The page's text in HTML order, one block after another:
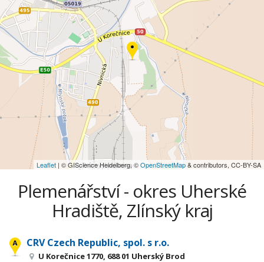
Leaflet | © GIScience Heidelberg, ©OpenStreetMap& contributors, CC-BY-SA
Plemenářství - okres Uherské
Hradiště, Zlínský kraj
CRV Czech Republic, spol. s r.o.
U Korečnice 1770, 688 01 Uherský Brod